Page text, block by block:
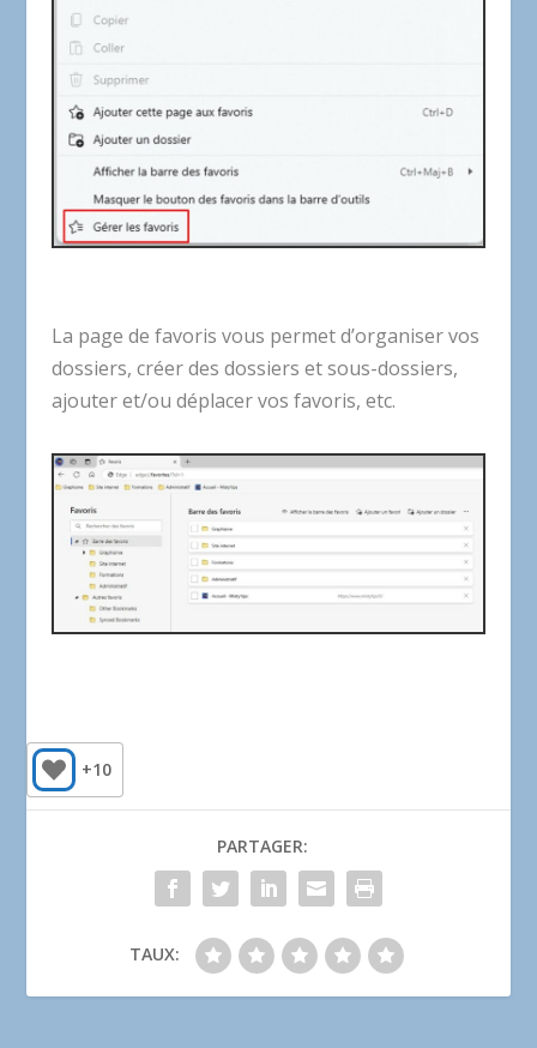
La page de favoris vous permet d’organiser vos
dossiers, créer des dossiers et sous-dossiers,
ajouter et/ou déplacer vos favoris, etc.
+10
PARTAGER:
TAUX: